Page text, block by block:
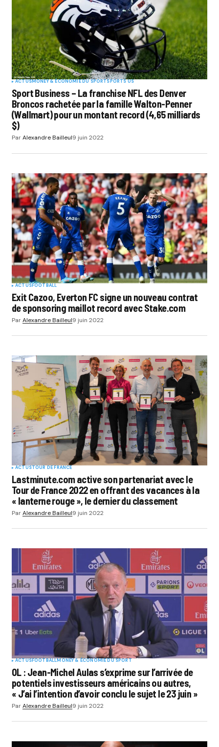
ACTUSMONEY & ÉCONOMIE DU SPORTSPORTS US
Sport Business – La franchise NFL des Denver
Broncos rachetée par la famille Walton-Penner
(Wallmart) pour un montant record (4,65 milliards
$)
ParAlexandre Bailleul9 juin 2022
ACTUSFOOTBALL
Exit Cazoo, Everton FC signe un nouveau contrat
de sponsoring maillot record avec Stake.com
ParAlexandre Bailleul9 juin 2022
ACTUSTOUR DE FRANCE
Lastminute.com active son partenariat avec le
Tour de France 2022 en offrant des vacances à la
« lanterne rouge », le dernier du classement
ParAlexandre Bailleul9 juin 2022
ACTUSFOOTBALLMONEY & ÉCONOMIE DU SPORT
OL : Jean-Michel Aulas s’exprime sur l’arrivée de
potentiels investisseurs américains ou autres,
« J’ai l’intention d’avoir conclu le sujet le 23 juin »
ParAlexandre Bailleul9 juin 2022